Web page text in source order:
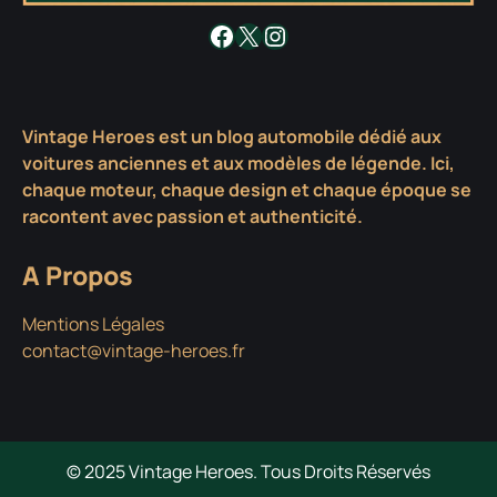
Facebook
X Instagram
Vintage Heroes est un blog automobile dédié aux
voitures anciennes et aux modèles de légende. Ici,
chaque moteur, chaque design et chaque époque se
racontent avec passion et authenticité.
A Propos
Mentions Légales
contact@vintage-heroes.fr
© 2025 Vintage Heroes. Tous Droits Réservés